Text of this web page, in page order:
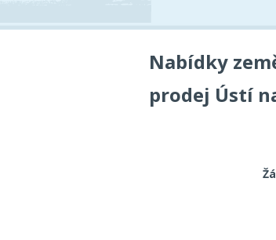
Nabídky
prodej Ústí